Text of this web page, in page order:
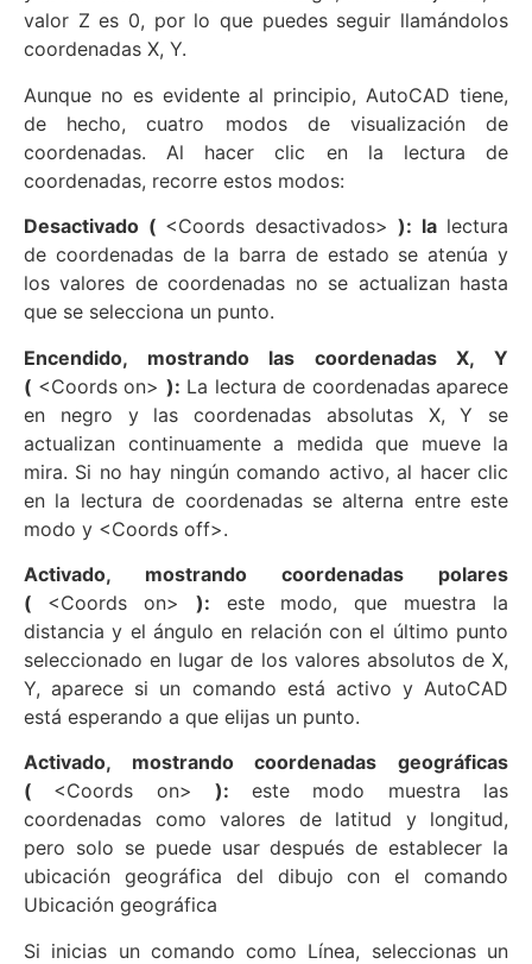
valor Z es 0, por lo que puedes seguir llamándolos
coordenadas X, Y.
Aunque no es evidente al principio, AutoCAD tiene,
de hecho, cuatro modos de visualización de
coordenadas. Al hacer clic en la lectura de
coordenadas, recorre estos modos:
Desactivado ( <Coords desactivados> ): lalectura
de coordenadas de la barra de estado se atenúa y
los valores de coordenadas no se actualizan hasta
que se selecciona un punto.
Encendido, mostrando las coordenadas X, Y
( <Coords on> ): La lectura de coordenadas aparece
en negro y las coordenadas absolutas X, Y se
actualizan continuamente a medida que mueve la
mira. Si no hay ningún comando activo, al hacer clic
en la lectura de coordenadas se alterna entre este
modo y <Coords off>.
Activado, mostrando coordenadas polares
( <Coords on> ): este modo, que muestra la
distancia y el ángulo en relación con el último punto
seleccionado en lugar de los valores absolutos de X,
Y, aparece si un comando está activo y AutoCAD
está esperando a que elijas un punto.
Activado, mostrando coordenadas geográficas
( <Coords on> ): este modo muestra las
coordenadas como valores de latitud y longitud,
pero solo se puede usar después de establecer la
ubicación geográfica del dibujo con el comando
Ubicación geográfica
Si inicias un comando como Línea, seleccionas un